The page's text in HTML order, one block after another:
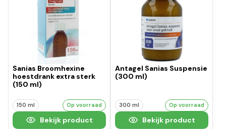
Sanias Broomhexine
hoestdrank extra sterk
(150 ml)
150 ml Op voorraad
Bekijk product
Antagel Sanias Suspensie
(300 ml)
300 ml Op voorraad
Bekijk product